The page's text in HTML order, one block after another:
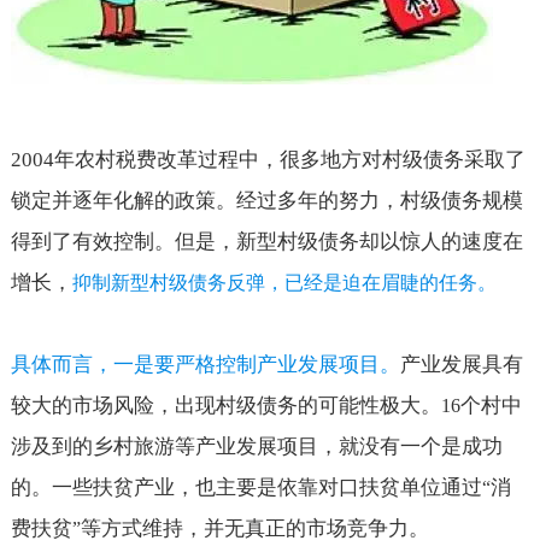
2004年农村税费改革过程中，很多地方对村级债务采取了
锁定并逐年化解的政策。经过多年的努力，村级债务规模
得到了有效控制。但是，新型村级债务却以惊人的速度在
增长， 抑制新型村级债务反弹，已经是迫在眉睫的任务。
具体而言，一是要严格控制产业发展项目。 产业发展具有
较大的市场风险，出现村级债务的可能性极大。
16个村中
涉及到的乡村旅游等产业发展项目，就没有一个是成功
的。一些扶贫产业，也主要是依靠对口扶贫单位通过“消
费扶贫”等方式维持，并无真正的市场竞争力。